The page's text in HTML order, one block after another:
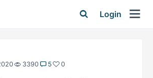
Login
3390 5 0